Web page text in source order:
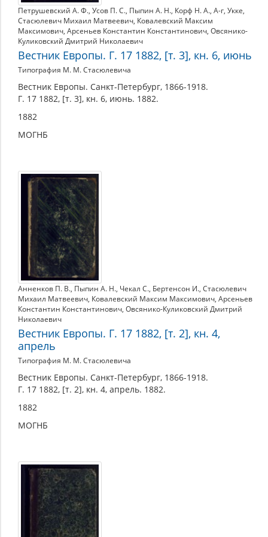
Петрушевский А. Ф., Усов П. С., Пыпин А. Н., Корф Н. А., А-г, Укке,
Стасюлевич Михаил Матвеевич, Ковалевский Максим
Максимович, Арсеньев Константин Константинович, Овсянико-
Куликовский Дмитрий Николаевич
Вестник Европы. Г. 17 1882, [т. 3], кн. 6, июнь
Типография М. М. Стасюлевича
Вестник Европы. Санкт-Петербург, 1866-1918.
Г. 17 1882, [т. 3], кн. 6, июнь. 1882.
1882
МОГНБ
Анненков П. В., Пыпин А. Н., Чекал С., Бертенсон И., Стасюлевич
Михаил Матвеевич, Ковалевский Максим Максимович, Арсеньев
Константин Константинович, Овсянико-Куликовский Дмитрий
Николаевич
Вестник Европы. Г. 17 1882, [т. 2], кн. 4,
апрель
Типография М. М. Стасюлевича
Вестник Европы. Санкт-Петербург, 1866-1918.
Г. 17 1882, [т. 2], кн. 4, апрель. 1882.
1882
МОГНБ